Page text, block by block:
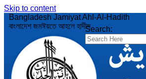
Skip to content
Search:
Bangladesh Jamiyat Ahl-Al-Hadith
বাংলাদেশ জমঈয়তে আহলে হাদীস